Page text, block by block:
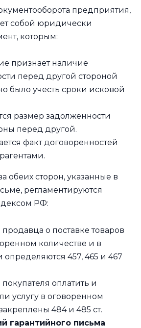
предприятия,
собой юридически
которым:
признает наличие
перед другой стороной
было учесть сроки исковой
размер задолженности
перед другой.
факт договоренностей
обеих сторон, указанные в
регламентируются
РФ:
продавца о поставке товаров
количестве и в
определяются 457, 465 и 467
покупателя оплатить и
услугу в оговоренном
484 и 485 ст.
гарантийного письма